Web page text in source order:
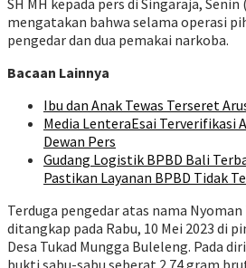
SH MH kepada pers di Singaraja,
mengatakan bahwa selama operasi
pengedar dan dua pemakai narkoba.
Bacaan Lainnya
Ibu dan Anak Tewas Terseret
Media LenteraEsai Terverifikasi
Dewan Pers
Gudang Logistik BPBD Bali
Pastikan Layanan BPBD Tidak
Terduga pengedar atas nama Nyoman
ditangkap pada Rabu, 10 Mei 2023 di
Desa Tukad Mungga Buleleng. Pada